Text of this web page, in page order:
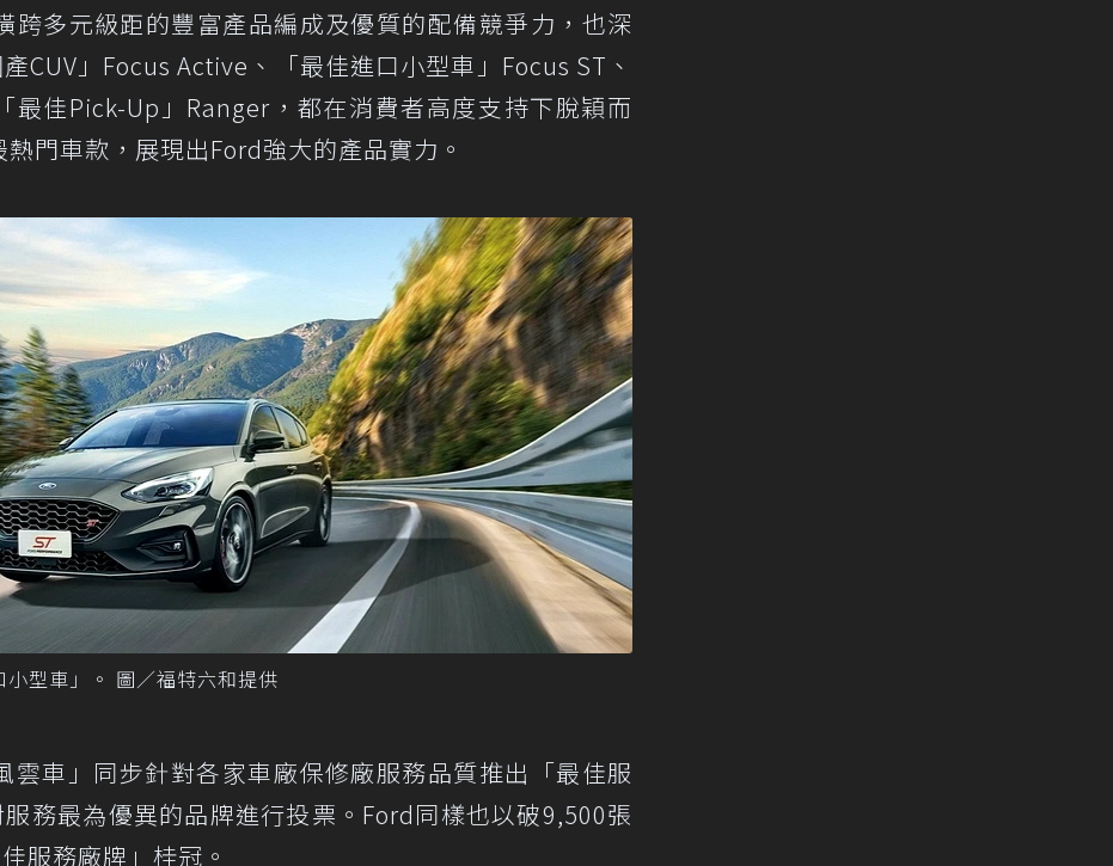
跨多元級距的豐富產品編成及優質的配備競爭力，也深
CUV」Focus Active、「最佳進口小型車」Focus ST、
最佳Pick-Up」Ranger，都在消費者高度支持下脫穎而
門車款，展現出Ford強大的產品實力。
型車」。 圖／福特六和提供
雲車」同步針對各家車廠保修廠服務品質推出「最佳服
務最為優異的品牌進行投票。Ford同樣也以破9,500張
服務廠牌」桂冠。